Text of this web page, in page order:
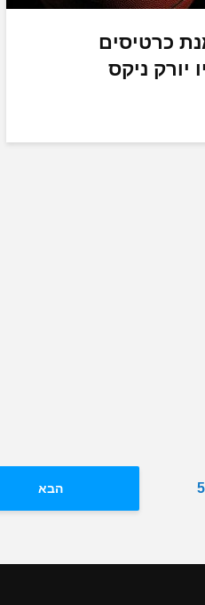
כרטיסים
יורק ניקס
5 הבא